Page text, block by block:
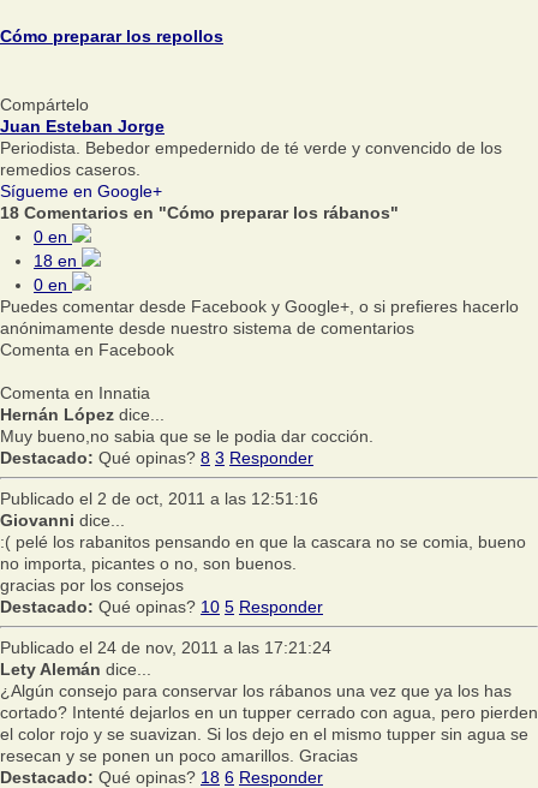
Cómo preparar los repollos
Compártelo
Juan Esteban Jorge
Periodista. Bebedor empedernido de té verde y convencido de los
remedios caseros.
Sígueme en Google+
18 Comentarios en "Cómo preparar los rábanos"
0 en
18 en
0 en
Puedes comentar desde Facebook y Google+, o si prefieres hacerlo
anónimamente desde nuestro sistema de comentarios
Comenta en Facebook
Comenta en Innatia
Hernán López dice...
Muy bueno,no sabia que se le podia dar cocción.
Destacado: Qué opinas? 8 3 Responder
Publicado el 2 de oct, 2011 a las 12:51:16
Giovanni dice...
:( pelé los rabanitos pensando en que la cascara no se comia, bueno
no importa, picantes o no, son buenos.
gracias por los consejos
Destacado: Qué opinas? 10 5 Responder
Publicado el 24 de nov, 2011 a las 17:21:24
Lety Alemán dice...
¿Algún consejo para conservar los rábanos una vez que ya los has
cortado? Intenté dejarlos en un tupper cerrado con agua, pero pierden
el color rojo y se suavizan. Si los dejo en el mismo tupper sin agua se
resecan y se ponen un poco amarillos. Gracias
Destacado: Qué opinas? 18 6 Responder